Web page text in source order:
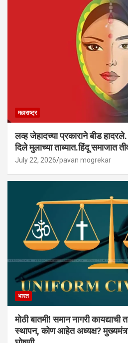
महाराष्ट्र
लव्ह जेहादच्या प्रकाराने बीड
दिले मुलाच्या ताब्यात.हिंदू समाजात
July 22, 2026 pavan mogrekar
भारत
मोठी बातमी! समान नागरी कायद्याची
स्थापन, कोण आहेत अध्यक्ष?